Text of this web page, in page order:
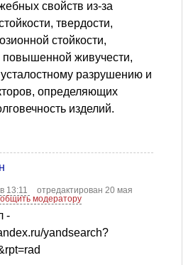
свойств из-за
твердости,
стойкости,
повышенной живучести,
разрушению и
определяющих
изделий.
13:11
отредактирован 20 мая
модератору
-
yandsearch?